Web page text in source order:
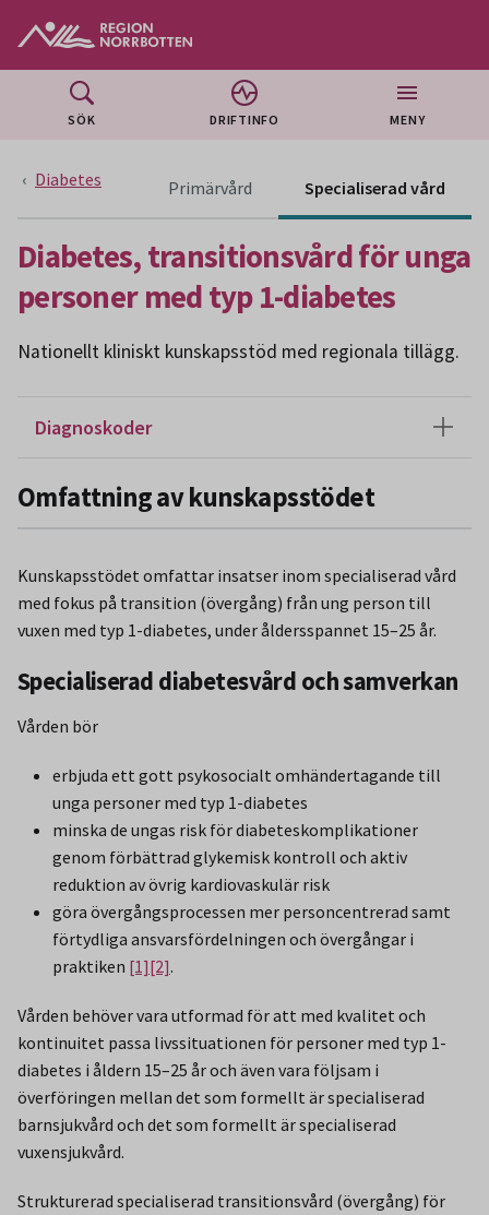
SÖK DRIFTINFO MENY
Diabetes Primärvård Innehåll för primärvård är
Specialiserad vård
Diabetes, transitionsvård för unga
personer med typ 1-diabetes
Nationellt kliniskt kunskapsstöd med regionala tillägg.
Diagnoskoder
Omfattning av kunskapsstödet
Kunskapsstödet omfattar insatser inom specialiserad vård
med fokus på transition (övergång) från ung person till
vuxen med typ 1-diabetes, under åldersspannet 15–25 år.
Specialiserad diabetesvård och samverkan
Vården bör
erbjuda ett gott psykosocialt omhändertagande till
unga personer med typ 1-diabetes
minska de ungas risk för diabeteskomplikationer
genom förbättrad glykemisk kontroll och aktiv
reduktion av övrig kardiovaskulär risk
göra övergångsprocessen mer personcentrerad samt
förtydliga ansvarsfördelningen och övergångar i
praktiken [1][2].
Vården behöver vara utformad för att med kvalitet och
kontinuitet passa livssituationen för personer med typ 1-
diabetes i åldern 15–25 år och även vara följsam i
överföringen mellan det som formellt är specialiserad
barnsjukvård och det som formellt är specialiserad
vuxensjukvård.
Strukturerad specialiserad transitionsvård (övergång) för